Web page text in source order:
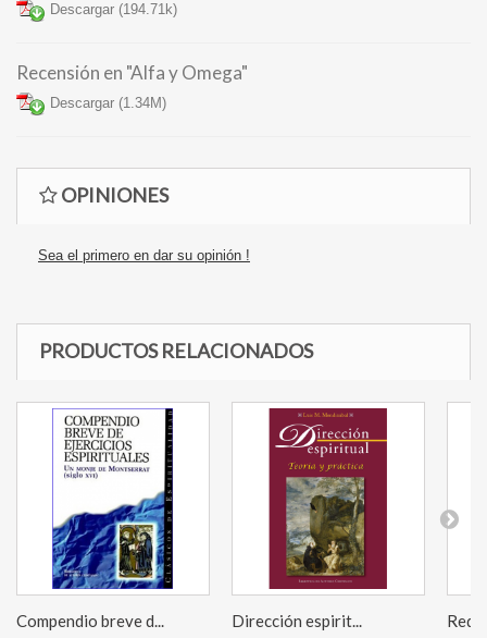
Descargar (194.71k)
Recensión en "Alfa y Omega"
Descargar (1.34M)
OPINIONES
Sea el primero en dar su opinión !
PRODUCTOS RELACIONADOS
Compendio breve d... Dirección espirit...